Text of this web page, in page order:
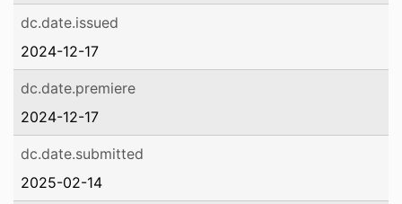
dc.date.issued
2024-12-17
dc.date.premiere
2024-12-17
dc.date.submitted
2025-02-14